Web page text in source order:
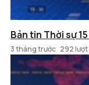
Bản tin Thời sự
3 tháng trước 292